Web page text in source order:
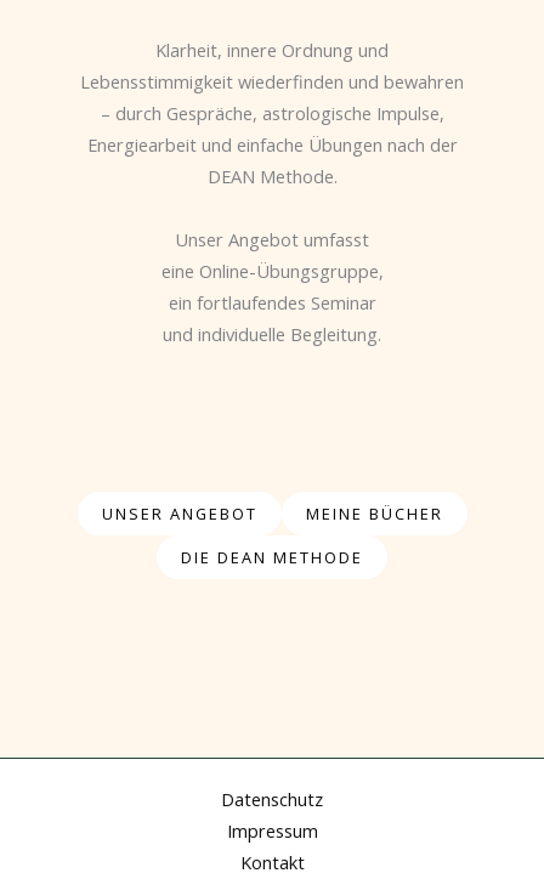
Klarheit, innere Ordnung und
Lebensstimmigkeit wiederfinden und bewahren
– durch Gespräche, astrologische Impulse,
Energiearbeit und einfache Übungen nach der
DEAN Methode.
Unser Angebot umfasst
eine Online-Übungsgruppe,
ein fortlaufendes Seminar
und individuelle Begleitung.
UNSER ANGEBOT
MEINE BÜCHER
DIE DEAN METHODE
Datenschutz
Impressum
Kontakt